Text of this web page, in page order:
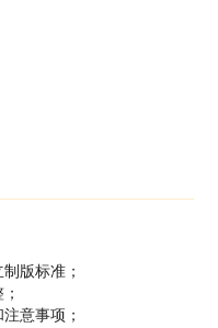
版标准；
意事项；